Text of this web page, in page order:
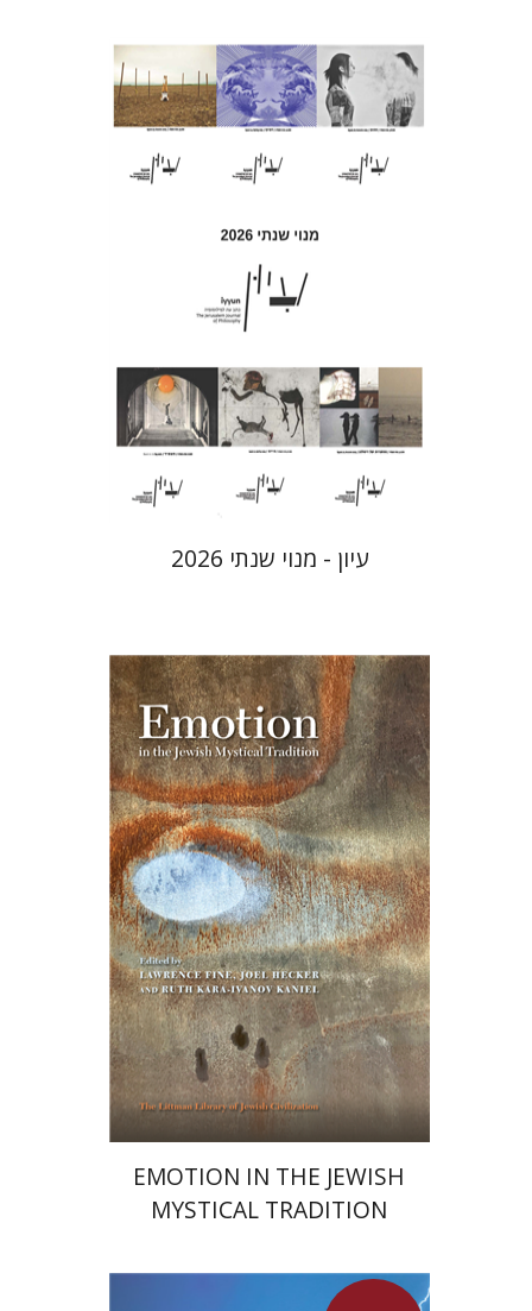
חגי כנען
הנחת אתר ספר מודפס
$77
$69
עיון - מנוי שנתי 2026
רות קרא-איוונוב קניאל
ג'ואל
הקר
לורנס פיין
הנחת אתר ספר מודפס
$85
$76
EMOTION IN THE JEWISH
MYSTICAL TRADITION